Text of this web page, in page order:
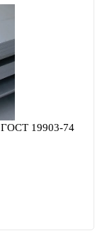
ГОСТ 19903-74